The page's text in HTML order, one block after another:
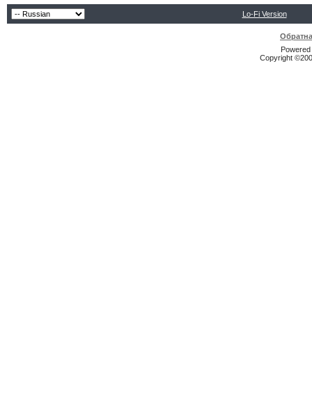
Lo-Fi Version
Copyright